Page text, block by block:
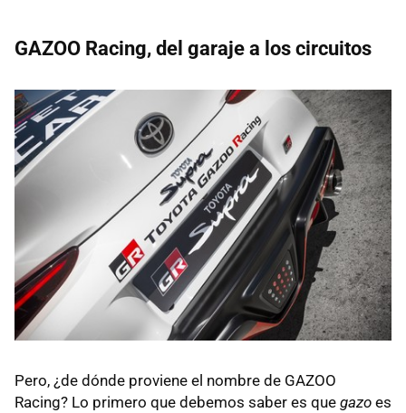
GAZOO Racing, del garaje a los circuitos
Pero, ¿de dónde proviene el nombre de GAZOO
Racing? Lo primero que debemos saber es que gazo es